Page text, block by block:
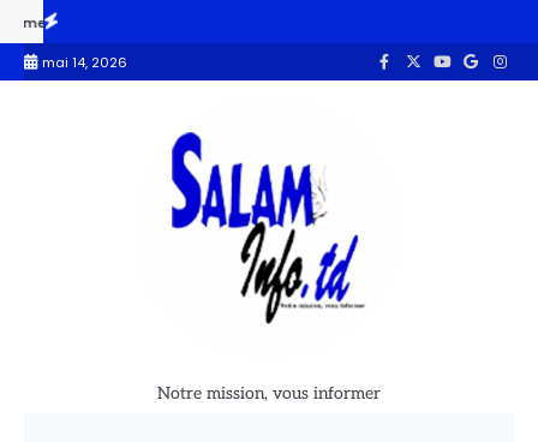
la RCA s’engage à fluidifier les corridors pour booster la croissance
mai 14, 2026
Notre mission, vous informer